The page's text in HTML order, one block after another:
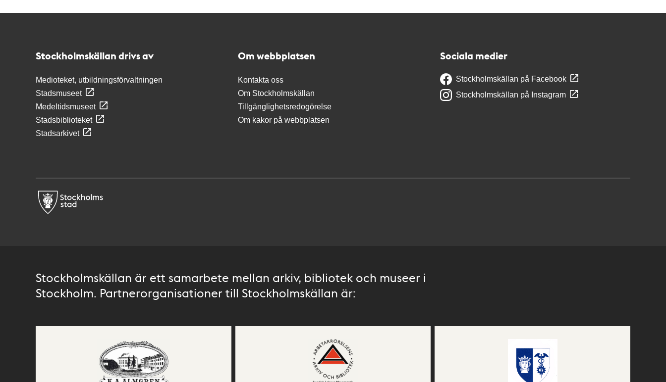
Stockholmskällan drivs av
Medioteket, utbildningsförvaltningen
Stadsmuseet
Medeltidsmuseet
Stadsbiblioteket
Stadsarkivet
Om webbplatsen
Kontakta oss
Om Stockholmskällan
Tillgänglighetsredogörelse
Om kakor på webbplatsen
Sociala medier
Stockholmskällan på Facebook
Stockholmskällan på Instagram
Stockholmskällan är ett samarbete mellan arkiv, bibliotek och museer i
Stockholm. Partnerorganisationer till Stockholmskällan är: